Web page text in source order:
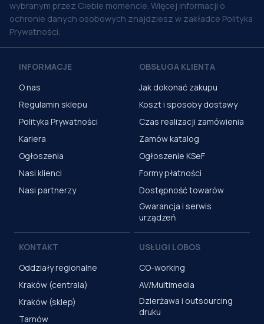
wybranym przez Ciebie momencie. Więcej informacji o
ochronie danych osobowych znajdziesz w zakładce Polityka
Prywatności.
INFORMACJE
O nas
Regulamin sklepu
Polityka Prywatności
Kariera
Ogłoszenia
Nasi klienci
Nasi partnerzy
OBSŁUGA KLIENTA
Jak dokonać zakupu
Koszt i sposoby dostawy
Czas realizacji zamówienia
Zamów katalog
Ogłoszenie KSeF
Formy płatności
Dostępność towarów
Gwarancja i serwis
urządzeń
KONTAKT
Oddziały regionalne
Kraków (centrala)
Kraków (sklep)
Tarnów
USŁUGI LOBOS
CO-working
AV/Multimedia
Dzierżawa i outsourcing
druku